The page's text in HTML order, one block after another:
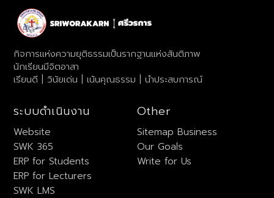
กิจการแห่งความยุติธรรมเป็นรากฐานแห่งสันติภาพ
นักเรียนมีจิตอาสา
เรียนดี | วินัยเด่น | เน้นคุณธรรม | นำประสบการณ์
ระบบดำเนินงาน
Website
SWK 365
ERP for Students
ERP for Lecturers
SWK LMS
Other
Sitemap Business
Our Goals
Write for Us